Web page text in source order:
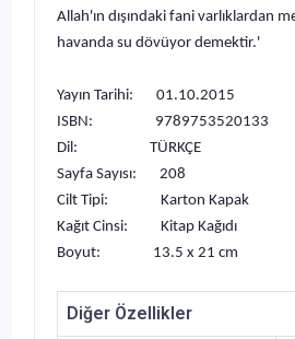
Allah'ın dışındaki fani varlıklardan
havanda su dövüyor demektir.'
Yayın Tarihi: 01.10.2015
ISBN: 9789753520133
Dil: TÜRKÇE
Sayfa Sayısı: 208
Cilt Tipi: Karton Kapak
Kağıt Cinsi: Kitap Kağıdı
Boyut: 13.5 x 21 cm
Diğer Özellikler